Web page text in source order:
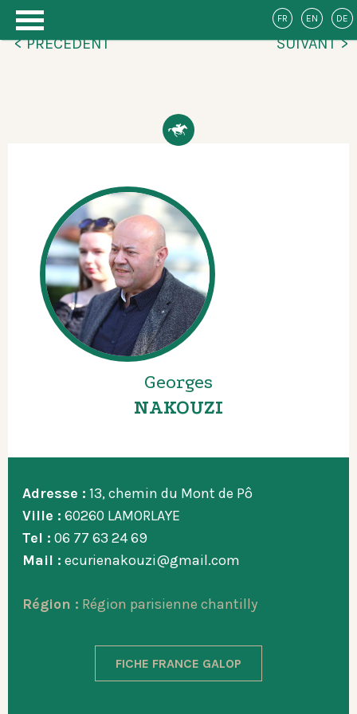
FR EN DE
< PRÉCÉDENT SUIVANT >
Georges
NAKOUZI
Adresse : 13, chemin du Mont de Pô
Ville : 60260 LAMORLAYE
Tel : 06 77 63 24 69
Mail : ecurienakouzi@gmail.com
Région : Région parisienne chantilly
FICHE FRANCE GALOP